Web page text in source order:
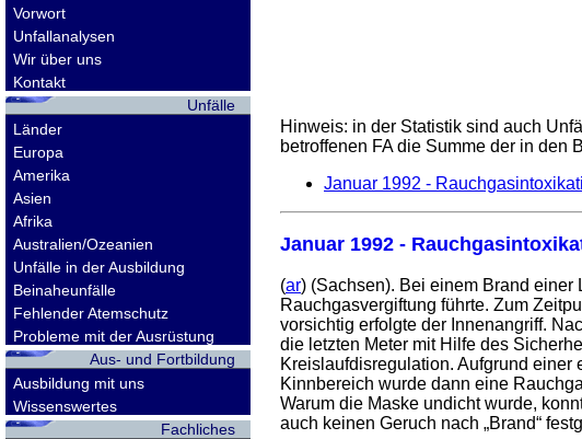
Vorwort
Unfallanalysen
Wir über uns
Kontakt
Unfälle
Länder
Europa
Amerika
Asien
Afrika
Australien/Ozeanien
Unfälle in der Ausbildung
Beinaheunfälle
Fehlender Atemschutz
Probleme mit der Ausrüstung
Aus- und Fortbildung
Ausbildung mit uns
Wissenswertes
Fachliches
Hinweis: in der Statistik sind auch
betroffenen FAdie Summe der in den
Januar 1992 -
Januar 1992 -
(ar) (Sachsen). Bei einem Brand
Rauchgasvergiftung führte. Zum
vorsichtig erfolgte der Innenangriff.
die letzten Meter mit Hilfe des
Kreislaufdisregulation. Aufgrund
Kinnbereich wurde dann eine
Warum die Maske undicht wurde,
auch keinen Geruch nach „Brand“